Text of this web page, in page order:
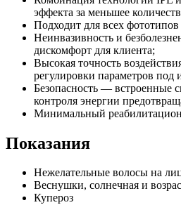
эффекта за меньшее
Подходит для всех
Неинвазивность и
дискомфорт для клиента;
Высокая точность
регулировки параметров под
Безопасность — встроенные
контроля энергии
Минимальный
Показания
Нежелательные волосы на
Веснушки, солнечная и
Купероз